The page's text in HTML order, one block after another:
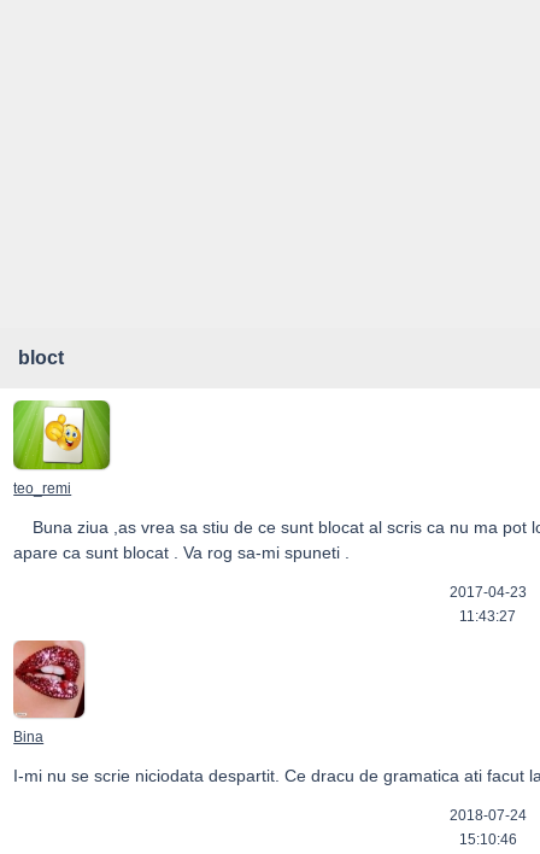
bloct
teo_remi
2017-04-23
11:43:27
Bina
I-mi nu se scrie niciodata despartit. Ce dracu de gramatica ati facut
2018-07-24
15:10:46